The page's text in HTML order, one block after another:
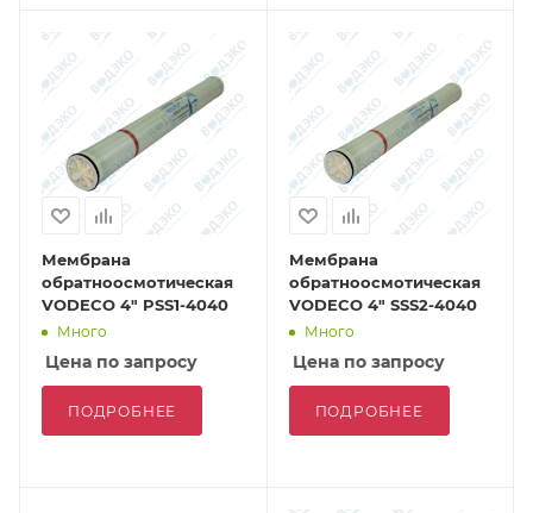
Мембрана
обратноосмотическая
VODECO 4" PSS1-4040
Много
Цена по запросу
ПОДРОБНЕЕ
Мембрана
обратноосмотическая
VODECO 4" SSS2-4040
Много
Цена по запросу
ПОДРОБНЕЕ